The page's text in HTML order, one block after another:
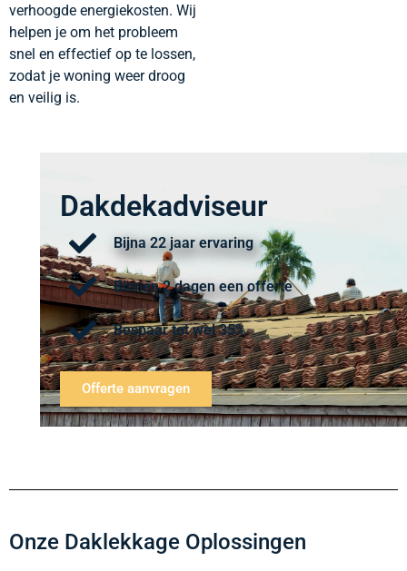
verhoogde energiekosten. Wij
helpen je om het probleem
snel en effectief op te lossen,
zodat je woning weer droog
en veilig is.
Dakdekadviseur
Bijna 22 jaar ervaring
Binnen 2 dagen een offerte
Bespaar tot wel 35%
Offerte aanvragen
Onze Daklekkage Oplossingen